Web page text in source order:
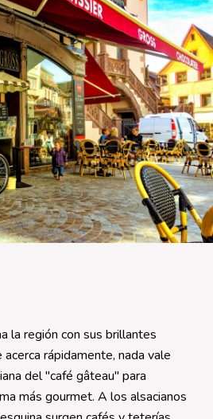
la región con sus brillantes
rápidamente, nada vale
del "café gâteau" para
más gourmet. A los alsacianos